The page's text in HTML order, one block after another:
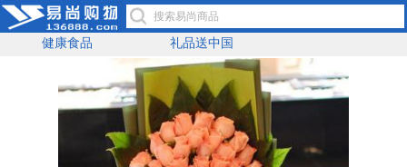
健康食品 礼品送中国